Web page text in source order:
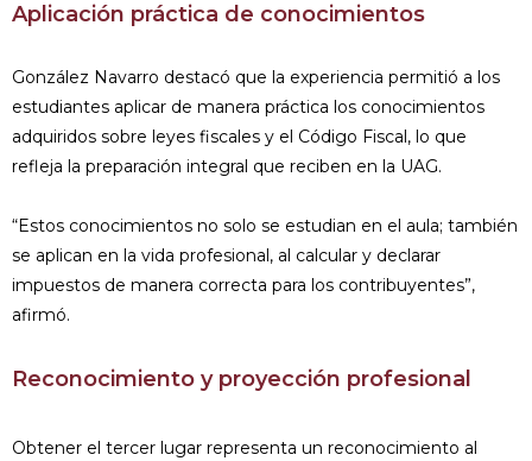
Aplicación práctica de conocimientos
González Navarro destacó que la experiencia permitió a los
estudiantes aplicar de manera práctica los conocimientos
adquiridos sobre leyes fiscales y el Código Fiscal, lo que
refleja la preparación integral que reciben en la UAG.
“Estos conocimientos no solo se estudian en el aula; también
se aplican en la vida profesional, al calcular y declarar
impuestos de manera correcta para los contribuyentes”,
afirmó.
Reconocimiento y proyección profesional
Obtener el tercer lugar representa un reconocimiento al